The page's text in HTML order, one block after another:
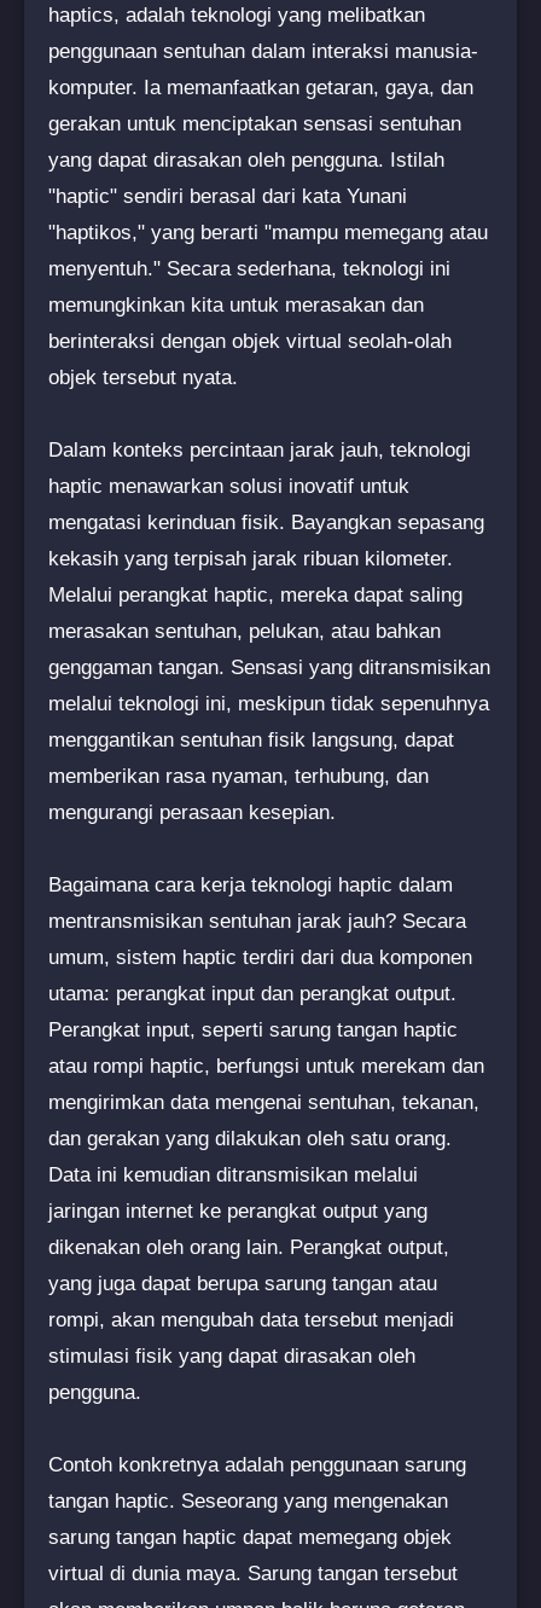
haptics, adalah teknologi yang melibatkan
penggunaan sentuhan dalam interaksi manusia-
komputer. Ia memanfaatkan getaran, gaya, dan
gerakan untuk menciptakan sensasi sentuhan
yang dapat dirasakan oleh pengguna. Istilah
"haptic" sendiri berasal dari kata Yunani
"haptikos," yang berarti "mampu memegang atau
menyentuh." Secara sederhana, teknologi ini
memungkinkan kita untuk merasakan dan
berinteraksi dengan objek virtual seolah-olah
objek tersebut nyata.
Dalam konteks percintaan jarak jauh, teknologi
haptic menawarkan solusi inovatif untuk
mengatasi kerinduan fisik. Bayangkan sepasang
kekasih yang terpisah jarak ribuan kilometer.
Melalui perangkat haptic, mereka dapat saling
merasakan sentuhan, pelukan, atau bahkan
genggaman tangan. Sensasi yang ditransmisikan
melalui teknologi ini, meskipun tidak sepenuhnya
menggantikan sentuhan fisik langsung, dapat
memberikan rasa nyaman, terhubung, dan
mengurangi perasaan kesepian.
Bagaimana cara kerja teknologi haptic dalam
mentransmisikan sentuhan jarak jauh? Secara
umum, sistem haptic terdiri dari dua komponen
utama: perangkat input dan perangkat output.
Perangkat input, seperti sarung tangan haptic
atau rompi haptic, berfungsi untuk merekam dan
mengirimkan data mengenai sentuhan, tekanan,
dan gerakan yang dilakukan oleh satu orang.
Data ini kemudian ditransmisikan melalui
jaringan internet ke perangkat output yang
dikenakan oleh orang lain. Perangkat output,
yang juga dapat berupa sarung tangan atau
rompi, akan mengubah data tersebut menjadi
stimulasi fisik yang dapat dirasakan oleh
pengguna.
Contoh konkretnya adalah penggunaan sarung
tangan haptic. Seseorang yang mengenakan
sarung tangan haptic dapat memegang objek
virtual di dunia maya. Sarung tangan tersebut